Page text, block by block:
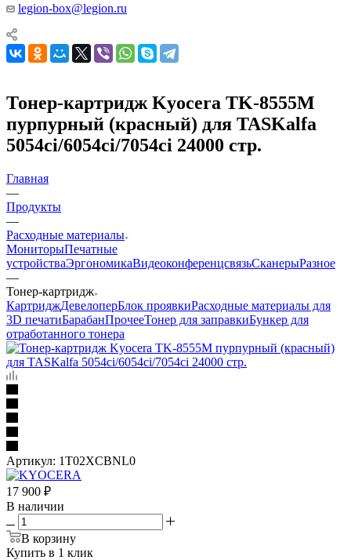
legion-box@legion.ru
Тонер-картридж Kyocera TK-8555M
пурпурный (красный) для TASKalfa
5054ci/6054ci/7054ci 24000 стр.
Главная
—
Продукты
—
Расходные материалы
МониторыПечатные
устройстваЭргономикаВидеоконференцсвязьСканерыРазное
—
Тонер-картридж
КартриджДевелоперБлок проявкиРасходные материалы для
3D печатиБарабанПрочееТонер для заправкиБункер для
отработанного тонера
Артикул: 1T02XCBNL0
17 900 ₽
В наличии
В корзину
Купить в 1 клик